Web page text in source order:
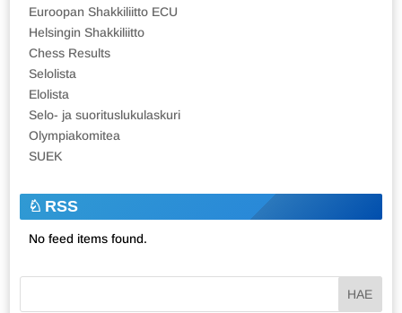
Euroopan Shakkiliitto ECU
Helsingin Shakkiliitto
Chess Results
Selolista
Elolista
Selo- ja suorituslukulaskuri
Olympiakomitea
SUEK
RSS
No feed items found.